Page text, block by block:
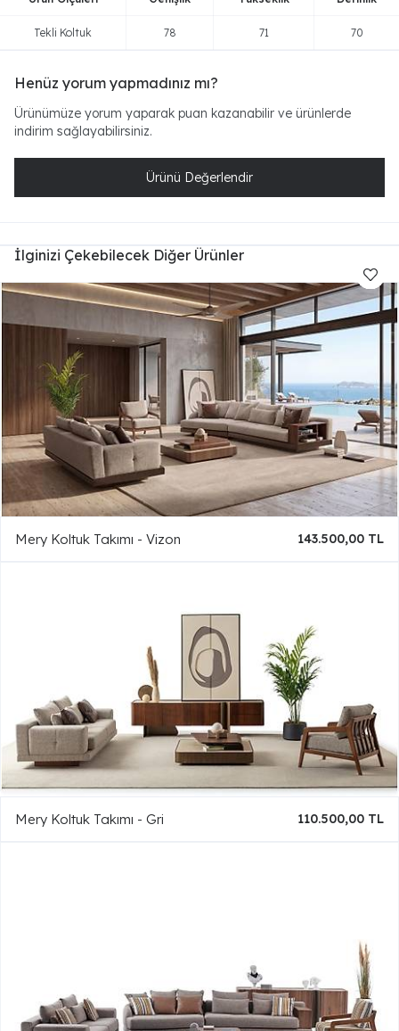
Tekli Koltuk 78 71 70
Henüz yorum yapmadınız mı?
Ürünümüze yorum yaparak puan kazanabilir ve ürünlerde
indirim sağlayabilirsiniz.
Ürünü Değerlendir
İlginizi Çekebilecek Diğer Ürünler
Mery Koltuk Takımı - Vizon 143.500,00 TL
Mery Koltuk Takımı - Gri 110.500,00 TL